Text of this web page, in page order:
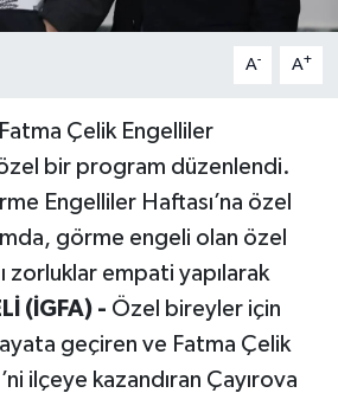
A- A+
Çelik Engelliler
bir program düzenlendi.
Engelliler Haftası’na özel
görme engeli olan özel
zorluklar empati yapılarak
(İGFA) - Özel bireyler için
geçiren ve Fatma Çelik
ilçeye kazandıran Çayırova